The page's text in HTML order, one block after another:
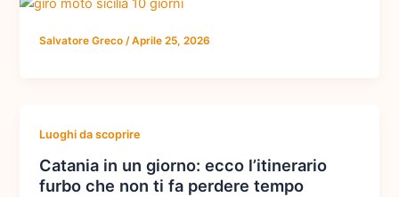
Salvatore Greco /Aprile 25, 2026
Luoghi da scoprire
Catania in un giorno: ecco l’itinerario
furbo che non ti fa perdere tempo